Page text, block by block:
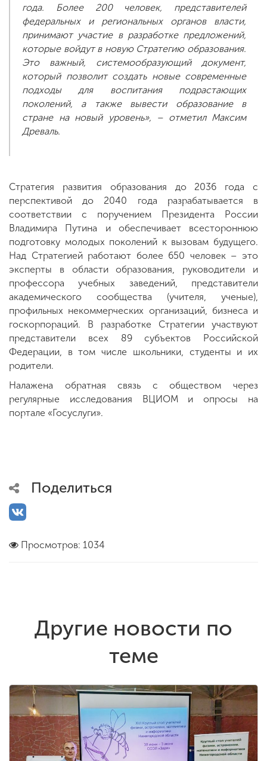
года. Более 200 человек, представителей
федеральных и региональных органов власти,
принимают участие в разработке предложений,
которые войдут в новую Стратегию образования.
Это важный, системообразующий документ,
который позволит создать новые современные
подходы для воспитания подрастающих
поколений, а также вывести образование в
стране на новый уровень», – отметил Максим
Древаль.
Стратегия развития образования до 2036 года с
перспективой до 2040 года разрабатывается в
соответствии с поручением Президента России
Владимира Путина и обеспечивает всестороннюю
подготовку молодых поколений к вызовам будущего.
Над Стратегией работают более 650 человек – это
эксперты в области образования, руководители и
профессора учебных заведений, представители
академического сообщества (учителя, ученые),
профильных некоммерческих организаций, бизнеса и
госкорпораций. В разработке Стратегии участвуют
представители всех 89 субъектов Российской
Федерации, в том числе школьники, студенты и их
родители.
Налажена обратная связь с обществом через
регулярные исследования ВЦИОМ и опросы на
портале «Госуслуги».
Поделиться
Просмотров: 1034
Другие новости по
теме